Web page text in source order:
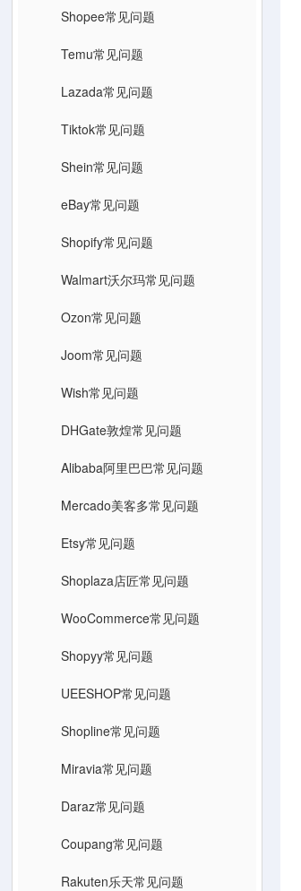
Shopee常见问题
Temu常见问题
Lazada常见问题
Tiktok常见问题
Shein常见问题
eBay常见问题
Shopify常见问题
Walmart沃尔玛常见问题
Ozon常见问题
Joom常见问题
Wish常见问题
DHGate敦煌常见问题
Alibaba阿里巴巴常见问题
Mercado美客多常见问题
Etsy常见问题
Shoplaza店匠常见问题
WooCommerce常见问题
Shopyy常见问题
UEESHOP常见问题
Shopline常见问题
Miravia常见问题
Daraz常见问题
Coupang常见问题
Rakuten乐天常见问题